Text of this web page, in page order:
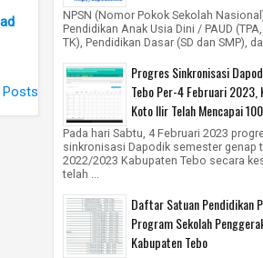
Posts
NPSN (Nomor Pokok Sekolah
Pendidikan Anak Usia Dini / PAUD (TPA,
TK), Pendidikan Dasar (SD dan SMP),
Progres Sinkronisasi
Tebo Per-4 Februari 2023,
Koto Ilir Telah Mencapai
Pada hari Sabtu, 4 Februari 2023
sinkronisasi Dapodik semester genap
2022/2023 Kabupaten Tebo secara
telah ...
Daftar Satuan Pendidikan
Program Sekolah
Kabupaten Tebo